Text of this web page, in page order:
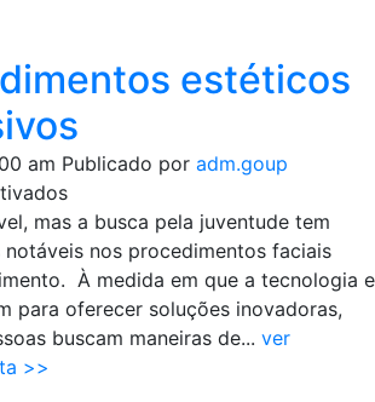
masculino
estéticos
am Publicado por adm.goup
em
Os
procedimentos
estéticos
não
invasivos
mas a busca pela juventude tem
nos procedimentos faciais
À medida em que a tecnologia e
para oferecer soluções inovadoras,
buscam maneiras de... ver
>>